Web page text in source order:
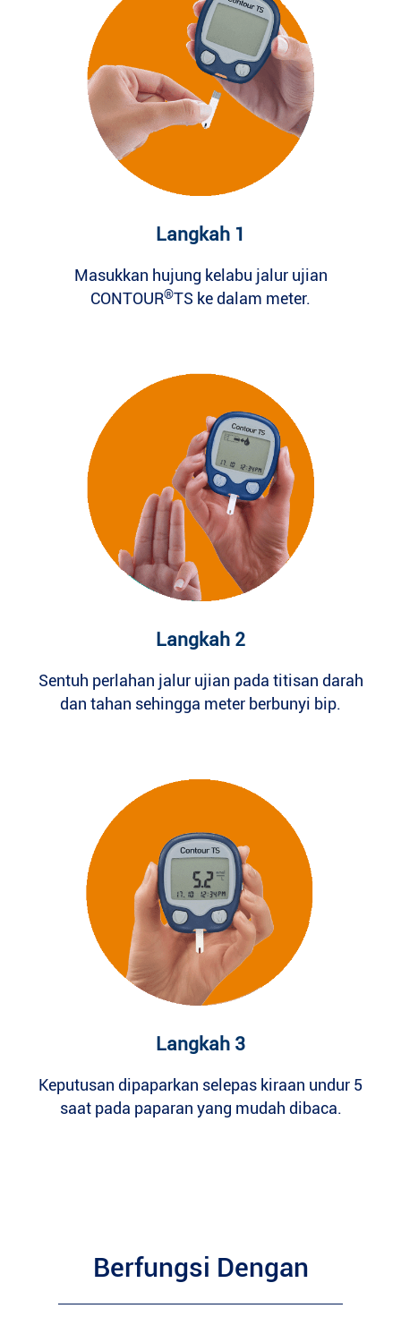
Langkah 1
Masukkan hujung kelabu jalur ujian
CONTOUR®TS ke dalam meter.
Langkah 2
Sentuh perlahan jalur ujian pada titisan darah
dan tahan sehingga meter berbunyi bip.
Langkah 3
Keputusan dipaparkan selepas kiraan undur 5
saat pada paparan yang mudah dibaca.
Berfungsi Dengan